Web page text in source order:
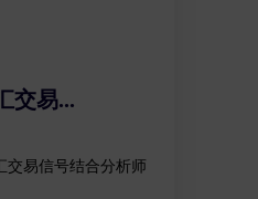
交易...
交易信号结合分析师